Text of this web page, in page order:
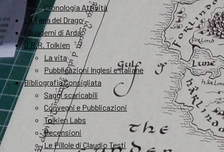
Cronologia Attività
La Tana del Drago
I Quaderni di Arda
J.R.R. Tolkien
La vita
Pubblicazioni Inglesi e Italiane
Bibliografia Consigliata
Saggi scaricabili
Convegni e Pubblicazioni
Tolkien Labs
Recensioni
Le Pillole di Claudio Testi